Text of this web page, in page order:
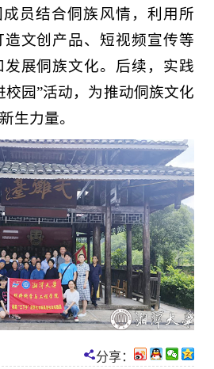
员结合侗族风情，利用所
文创产品、短视频宣传等
展侗族文化。后续，实践
校园”活动，为推动侗族文化
生力量。
分享：